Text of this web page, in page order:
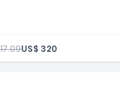
US$ 320